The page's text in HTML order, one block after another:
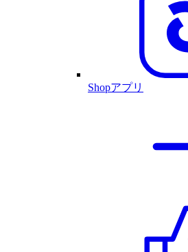
Shopアプリ